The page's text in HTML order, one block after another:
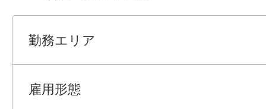
勤務エリア
雇用形態